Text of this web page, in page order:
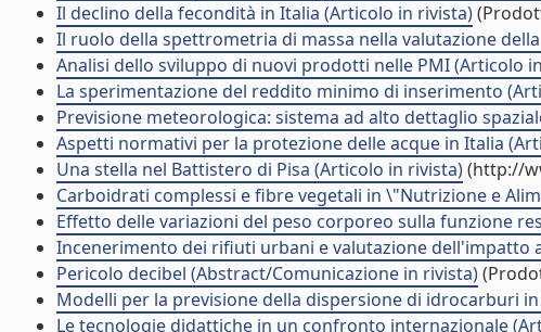
Il declino della fecondità in Italia (Articolo in rivista)
Il ruolo della spettrometria di massa nella valutazione
Analisi dello sviluppo di nuovi prodotti nelle PMI (Articolo
La sperimentazione del reddito minimo di inserimento
Previsione meteorologica: sistema ad alto dettaglio
Aspetti normativi per la protezione delle acque in Italia
Una stella nel Battistero di Pisa (Articolo in rivista)(http://
Carboidrati complessi e fibre vegetali in \"Nutrizione e
Effetto delle variazioni del peso corporeo sulla funzione
Incenerimento dei rifiuti urbani e valutazione dell'impatto
Pericolo decibel (Abstract/Comunicazione in rivista)
Modelli per la previsione della dispersione di idrocarburi
Le tecnologie didattiche in un confronto internazionale